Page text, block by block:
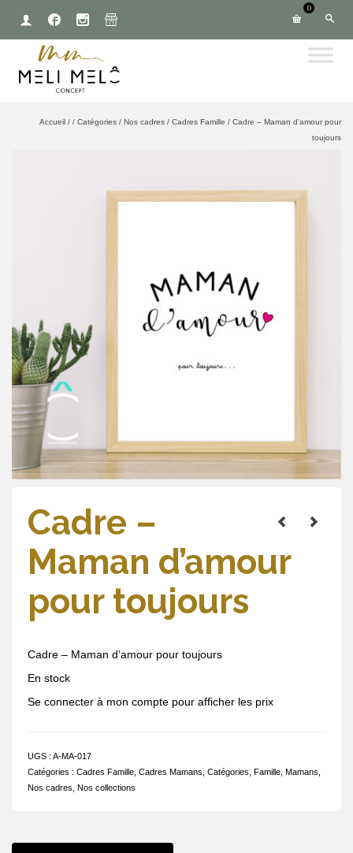
0
Accueil / / Catégories / Nos cadres / Cadres Famille / Cadre – Maman d’amour pour
toujours
Cadre –
Maman d’amour
pour toujours
Cadre – Maman d’amour pour toujours
En stock
Se connecter à mon compte pour afficher les prix
UGS : A-MA-017
Catégories : Cadres Famille Cadres Mamans Catégories Famille Mamans
Nos cadres Nos collections